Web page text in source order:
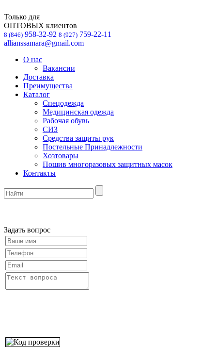
Только для
ОПТОВЫХ клиентов
8 (846) 958-32-92 8 (927) 759-22-11
allianssamara@gmail.com
О нас
Вакансии
Доставка
Преимущества
Каталог
Спецодежда
Медицинская одежда
Рабочая обувь
СИЗ
Средства защиты рук
Постельные Принадлежности
Хозтовары
Пошив многоразовых защитных масок
Контакты
Задать вопрос